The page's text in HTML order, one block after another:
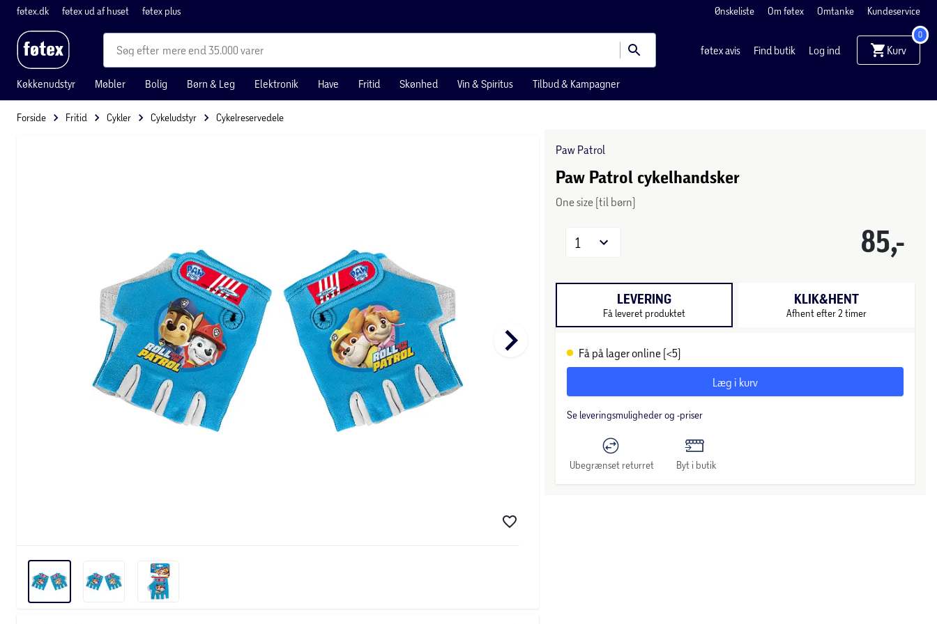
føtex.dk føtex ud af huset føtex plus Ønskeliste Om føtex Omtanke Kundeservice
mere end 35.000 varer føtex avis Find butik Log ind Kurv
0
Køkkenudstyr Møbler Bolig Børn & Leg Elektronik Have Fritid Skønhed Vin & Spiritus Tilbud & Kampagner
Forside Fritid Cykler Cykeludstyr Cykelreservedele
keyboard_arrow_right
Paw Patrol
Paw Patrol cykelhandsker
One size (til børn)
85,-
1
LEVERING
Få leveret produktet
KLIK&HENT
Afhent efter 2 timer
Få på lager online (<5)
Læg i kurv
Se leveringsmuligheder og -priser
Ubegrænset returret Byt i butik